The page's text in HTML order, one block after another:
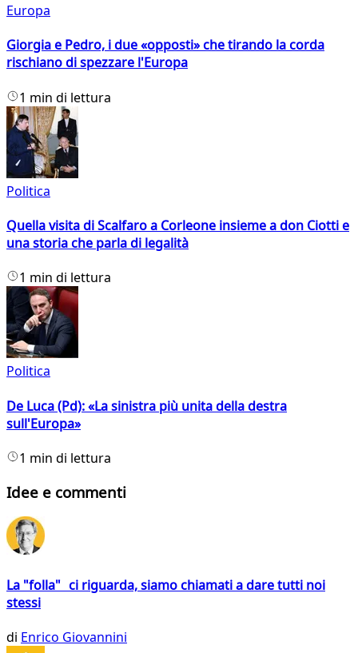
Europa
Giorgia e Pedro, i due «opposti» che tirando la corda
rischiano di spezzare l'Europa
1 min di lettura
Politica
Quella visita di Scalfaro a Corleone insieme a don Ciotti e
una storia che parla di legalità
1 min di lettura
Politica
De Luca (Pd): «La sinistra più unita della destra
sull'Europa»
1 min di lettura
Idee e commenti
La "folla" ci riguarda, siamo chiamati a dare tutti noi
stessi
di Enrico Giovannini